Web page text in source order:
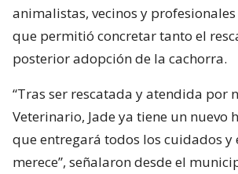
animalistas, vecinos y
que permitió concretar tanto el
posterior adopción de la cachorra.
“Tras ser rescatada y atendida por
Veterinario, Jade ya tiene un nuevo
que entregará todos los cuidados y
merece”, señalaron desde el